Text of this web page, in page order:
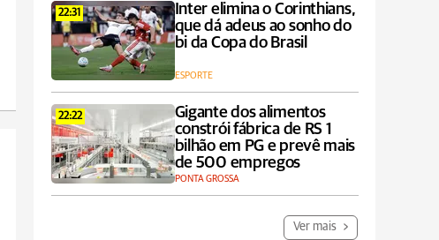
22:31
Inter elimina o Corinthians,
que dá adeus ao sonho do
bi da Copa do Brasil
ESPORTE
22:22
Gigante dos alimentos
constrói fábrica de RS 1
bilhão em PG e prevê mais
de 500 empregos
PONTA GROSSA
Ver mais